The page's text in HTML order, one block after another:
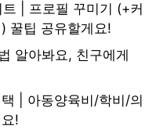
| 프로필 꾸미기 (+커
꿀팁 공유할게요!
알아봐요, 친구에게
| 아동양육비/학비/의
!